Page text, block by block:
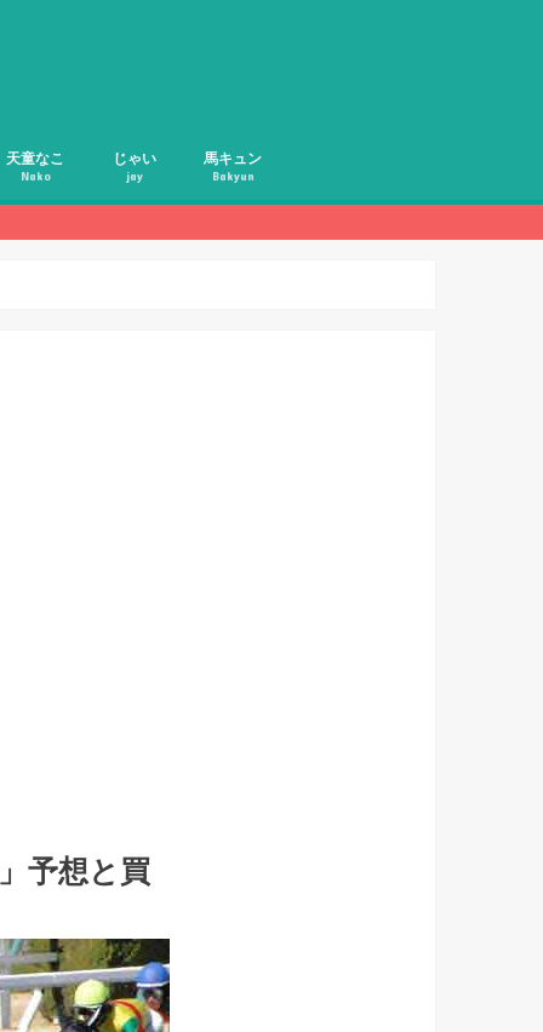
天童なこ
Nako
じゃい
jay
馬キュン
Bakyun
予想と買